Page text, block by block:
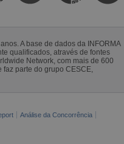
A base de dados da INFORMA
qualificados, através de fontes
Network, com mais de 600
parte do grupo CESCE,
Análise da Concorrência